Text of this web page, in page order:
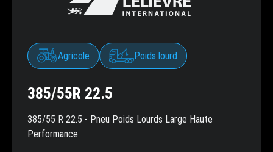
Agricole Poids lourd
385/55R 22.5
385/55 R 22.5 - Pneu Poids Lourds Large Haute
Performance